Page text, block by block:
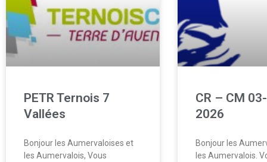
PETR Ternois 7
Vallées
Bonjour les Aumervaloises et
les Aumervalois, Vous
CR – CM
2026
Bonjour les
les Aumervalois.